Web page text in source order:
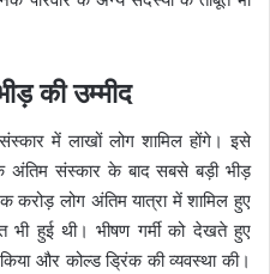
की उम्मीद
में लाखों लोग शामिल होंगे। इसे
अंतिम संस्कार के बाद सबसे बड़ी भीड़
लोग अंतिम यात्रा में शामिल हुए
भी हुई थी। भीषण गर्मी को देखते हुए
और कोल्ड ड्रिंक की व्यवस्था की।